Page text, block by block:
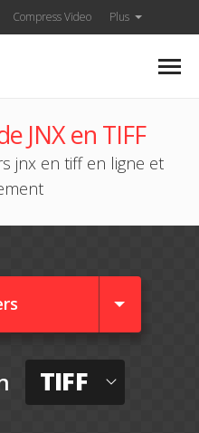
Compress Video Plus
JNX en TIFF
jnx en tiff en ligne et
TIFF